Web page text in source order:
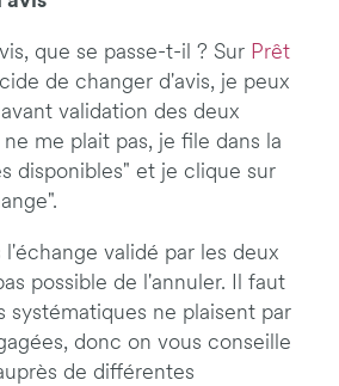
que se passe-t-il ? Sur Prêt
de changer d'avis, je peux
validation des deux
me plait pas, je file dans la
disponibles" et je clique sur
validé par les deux
possible de l'annuler. Il faut
systématiques ne plaisent par
donc on vous conseille
de différentes